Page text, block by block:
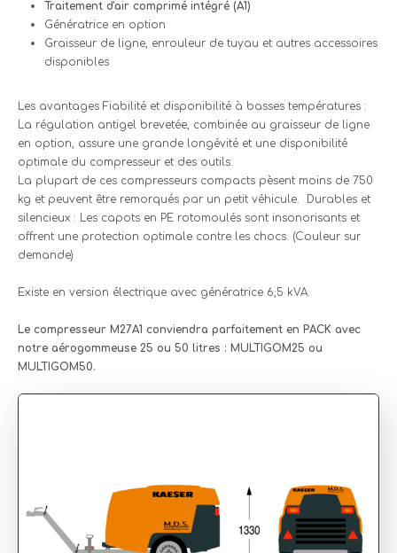
Traitement d'air comprimé intégré (A1)
Génératrice en option
Graisseur de ligne, enrouleur de tuyau et autres accessoires
disponibles
Les avantages Fiabilité et disponibilité à basses températures :
La régulation antigel brevetée, combinée au graisseur de ligne
en option, assure une grande longévité et une disponibilité
optimale du compresseur et des outils.
La plupart de ces compresseurs compacts pèsent moins de 750
kg et peuvent être remorqués par un petit véhicule. Durables et
silencieux : Les capots en PE rotomoulés sont insonorisants et
offrent une protection optimale contre les chocs. (Couleur sur
demande)
Existe en version électrique avec génératrice 6,5 kVA.
Le compresseur M27A1 conviendra parfaitement en PACK avec
notre aérogommeuse 25 ou 50 litres : MULTIGOM25 ou
MULTIGOM50.